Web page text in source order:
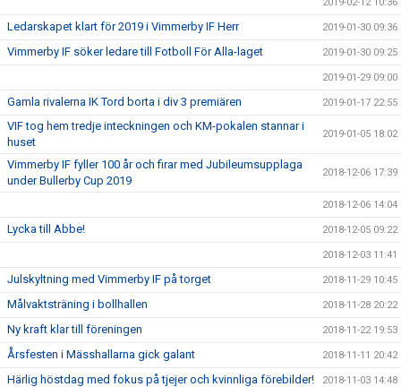
Ledarskapet klart för 2019 i Vimmerby IF Herr 2019-01-30 09:36
Vimmerby IF söker ledare till Fotboll För Alla-laget 2019-01-30 09:25
2019-01-29 09:00
Gamla rivalerna IK Tord borta i div 3 premiären 2019-01-17 22:55
VIF tog hem tredje inteckningen och KM-pokalen stannar i
huset
2019-01-05 18:02
Vimmerby IF fyller 100 år och firar med Jubileumsupplaga
under Bullerby Cup 2019
2018-12-06 17:39
2018-12-06 14:04
Lycka till Abbe! 2018-12-05 09:22
2018-12-03 11:41
Julskyltning med Vimmerby IF på torget 2018-11-29 10:45
Målvaktsträning i bollhallen 2018-11-28 20:22
Ny kraft klar till föreningen 2018-11-22 19:53
Årsfesten i Mässhallarna gick galant 2018-11-11 20:42
Härlig höstdag med fokus på tjejer och kvinnliga förebilder! 2018-11-03 14:48